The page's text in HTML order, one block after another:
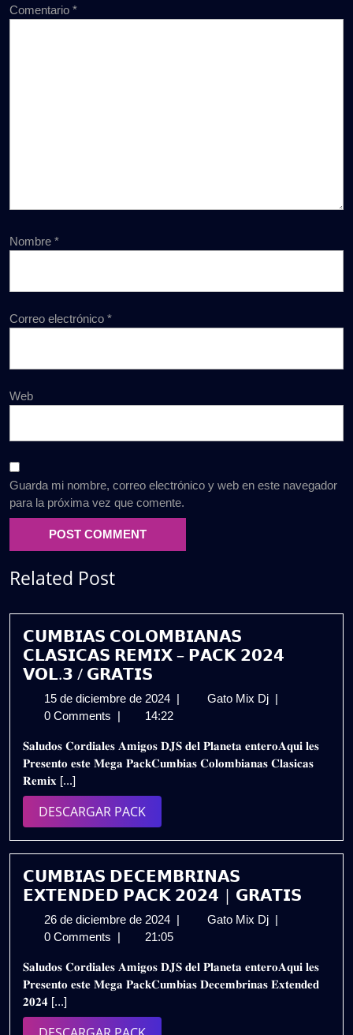
Comentario *
Nombre *
Correo electrónico *
Web
Guarda mi nombre, correo electrónico y web en este navegador
para la próxima vez que comente.
Related Post
𝗖𝗨𝗠𝗕𝗜𝗔𝗦 𝗖𝗢𝗟𝗢𝗠𝗕𝗜𝗔𝗡𝗔𝗦
𝗖𝗟𝗔𝗦𝗜𝗖𝗔𝗦 𝗥𝗘𝗠𝗜𝗫 – 𝗣𝗔𝗖𝗞 𝟮𝟬𝟮𝟰
𝗩𝗢𝗟.𝟯 / 𝗚𝗥𝗔𝗧𝗜𝗦
15 de diciembre de 2024 15
de
de
2024
Gato Mix Dj 𝗖𝗨𝗠𝗕𝗜𝗔𝗦
𝗥𝗘𝗠𝗜𝗫
–
/
𝗚𝗥𝗔𝗧𝗜𝗦
0 Comments
14:22
𝐒𝐚𝐥𝐮𝐝𝐨𝐬 𝐂𝐨𝐫𝐝𝐢𝐚𝐥𝐞𝐬 𝐀𝐦𝐢𝐠𝐨𝐬 𝐃𝐉𝐒 𝐝𝐞𝐥 𝐏𝐥𝐚𝐧𝐞𝐭𝐚 𝐞𝐧𝐭𝐞𝐫𝐨𝐀𝐪𝐮𝐢 𝐥𝐞𝐬
𝐏𝐫𝐞𝐬𝐞𝐧𝐭𝐨 𝐞𝐬𝐭𝐞 𝐌𝐞𝐠𝐚 𝐏𝐚𝐜𝐤𝐂𝐮𝐦𝐛𝐢𝐚𝐬 𝐂𝐨𝐥𝐨𝐦𝐛𝐢𝐚𝐧𝐚𝐬 𝐂𝐥𝐚𝐬𝐢𝐜𝐚𝐬
𝐑𝐞𝐦𝐢𝐱 [...]
DESCARGAR PACKDESCARGAR
PACK
𝗖𝗨𝗠𝗕𝗜𝗔𝗦 𝗗𝗘𝗖𝗘𝗠𝗕𝗥𝗜𝗡𝗔𝗦
𝗘𝗫𝗧𝗘𝗡𝗗𝗘𝗗 𝗣𝗔𝗖𝗞 𝟮𝟬𝟮𝟰 | 𝗚𝗥𝗔𝗧𝗜𝗦
26 de diciembre de 2024 26
de
de
2024
Gato Mix Dj 𝗖𝗨𝗠𝗕𝗜𝗔𝗦
𝗣𝗔𝗖𝗞
𝟮𝟬𝟮𝟰
0 Comments
21:05
𝐒𝐚𝐥𝐮𝐝𝐨𝐬 𝐂𝐨𝐫𝐝𝐢𝐚𝐥𝐞𝐬 𝐀𝐦𝐢𝐠𝐨𝐬 𝐃𝐉𝐒 𝐝𝐞𝐥 𝐏𝐥𝐚𝐧𝐞𝐭𝐚 𝐞𝐧𝐭𝐞𝐫𝐨𝐀𝐪𝐮𝐢 𝐥𝐞𝐬
𝐏𝐫𝐞𝐬𝐞𝐧𝐭𝐨 𝐞𝐬𝐭𝐞 𝐌𝐞𝐠𝐚 𝐏𝐚𝐜𝐤𝐂𝐮𝐦𝐛𝐢𝐚𝐬 𝐃𝐞𝐜𝐞𝐦𝐛𝐫𝐢𝐧𝐚𝐬 𝐄𝐱𝐭𝐞𝐧𝐝𝐞𝐝
𝟐𝟎𝟐𝟒 [...]